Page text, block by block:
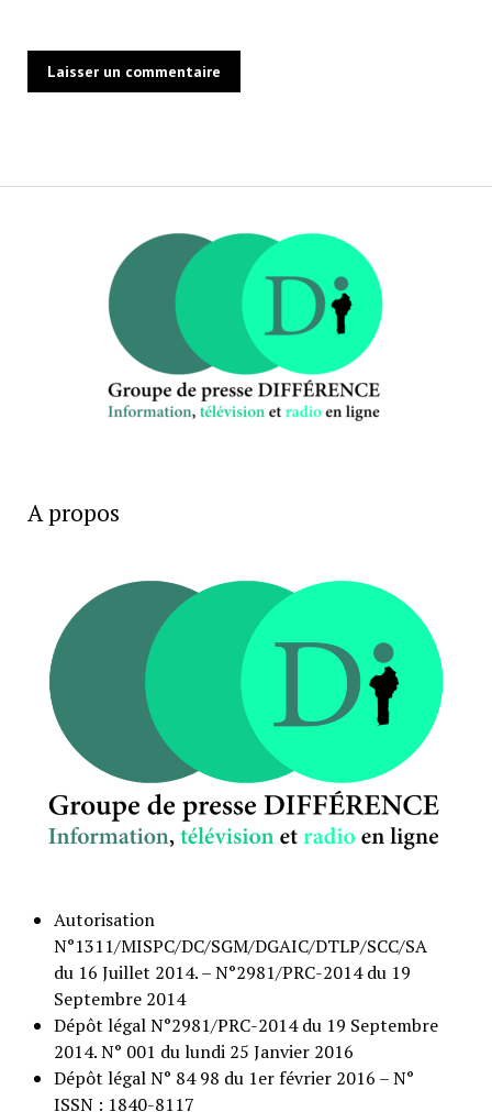
A propos
Autorisation
N°1311/MISPC/DC/SGM/DGAIC/DTLP/SCC/SA
du 16 Juillet 2014. – N°2981/PRC-2014 du 19
Septembre 2014
Dépôt légal N°2981/PRC-2014 du 19 Septembre
2014. N° 001 du lundi 25 Janvier 2016
Dépôt légal N° 84 98 du 1er février 2016 – N°
ISSN : 1840-8117